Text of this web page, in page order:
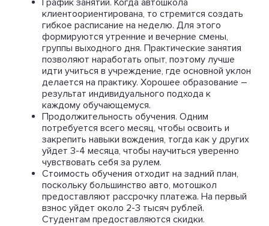
График занятий. Когда автошкола
клиентоориентирована, то стремится создать
гибкое расписание на неделю. Для этого
формируются утренние и вечерние смены,
группы выходного дня. Практические занятия
позволяют наработать опыт, поэтому лучше
идти учиться в учреждение, где основной уклон
делается на практику. Хорошее образование –
результат индивидуального подхода к
каждому обучающемуся.
Продолжительность обучения. Одним
потребуется всего месяц, чтобы освоить и
закрепить навыки вождения, тогда как у других
уйдет 3-4 месяца, чтобы научиться уверенно
чувствовать себя за рулем.
Стоимость обучения отходит на задний план,
поскольку большинство авто, мотошкол
предоставляют рассрочку платежа. На первый
взнос уйдет около 2-3 тысяч рублей.
Студентам предоставляются скидки.